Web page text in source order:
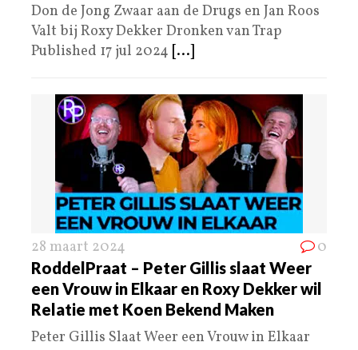
Don de Jong Zwaar aan de Drugs en Jan Roos
Valt bij Roxy Dekker Dronken van Trap
Published 17 jul 2024 [...]
28 maart 2024 0
RoddelPraat – Peter Gillis slaat Weer
een Vrouw in Elkaar en Roxy Dekker wil
Relatie met Koen Bekend Maken
Peter Gillis Slaat Weer een Vrouw in Elkaar